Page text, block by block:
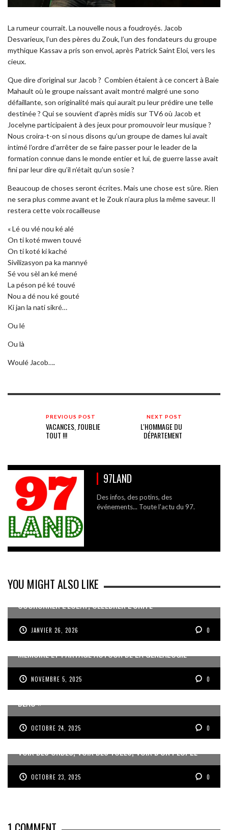
La rumeur courrait. La nouvelle nous a foudroyés. Jacob
Desvarieux, l’un des pères du Zouk, l’un des fondateurs du groupe
mythique Kassav a pris son envol, après Patrick Saint Eloi, vers les
cieux.
Que dire d’original sur Jacob ? Combien étaient à ce concert à Baie
Mahault où le groupe naissant avait montré malgré une sono
défaillante, son originalité mais qui aurait pu leur prédire une telle
destinée ? Qui se souvient d’après midis sur TV6 où Jacob et
Jocelyne participaient à des jeux pour promouvoir leur musique ?
Nous croira-t-on si nous disons qu’un groupe de dames lui avait
intimé l’ordre d’arrêter de se faire passer pour le leader de la
formation connue dans le monde entier et lui, de guerre lasse avait
fini par leur dire qu’il n’était qu’un sosie ?
Beaucoup de choses seront écrites. Mais une chose est sûre. Rien
ne sera plus comme avant et le Zouk n’aura plus la même saveur. Il
restera cette voix rocailleuse
« Lé ou vlé nou ké alé
On ti koté mwen touvé
On ti koté ki kaché
Sivilizasyon pa ka mannyé
Sé vou sèl an ké mené
La péson pé ké touvé
Nou a dé nou ké gouté
Ki jan la nati sikré…
Ou lé
Ou là
Woulé Jacob….
PREVIOUS POST
VACANCES, J'OUBLIE
TOUT !!!
NEXT POST
L'HOMMAGE DU
DÉPARTEMENT
97LAND
Des infos, des potins, des
événements... Toute l'actu du 97.
YOU MIGHT ALSO LIKE
COURONNER L’ÉCLAT, CÉLÉBRER L’UNITÉ
JANVIER 26, 2026 0
MÉMOIRE ET PARTAGE AUTOUR DE LA GÉNÉALOGIE
NOVEMBRE 5, 2025 0
JEAN-PIERRE VOLET : « L’OBJECTIF EST DE PRODUIRE DU
BEAU »
OCTOBRE 24, 2025 0
VOIX DES ONDES, VOIX DES YOLES, VOIX D’UN PEUPLE
OCTOBRE 23, 2025 0